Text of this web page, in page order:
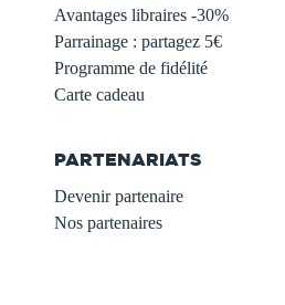
Avantages libraires -30%
Parrainage : partagez 5€
Programme de fidélité
Carte cadeau
PARTENARIATS
Devenir partenaire
Nos partenaires